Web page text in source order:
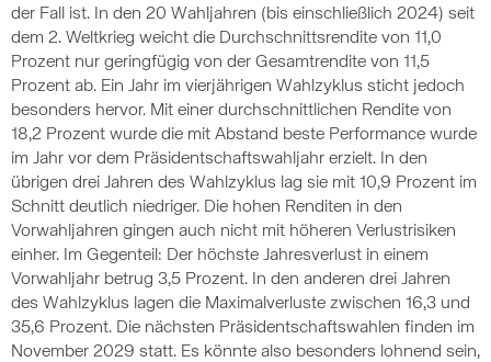
der Fall ist. In den 20 Wahljahren (bis einschließlich 2024) seit
dem 2. Weltkrieg weicht die Durchschnittsrendite von 11,0
Prozent nur geringfügig von der Gesamtrendite von 11,5
Prozent ab. Ein Jahr im vierjährigen Wahlzyklus sticht jedoch
besonders hervor. Mit einer durchschnittlichen Rendite von
18,2 Prozent wurde die mit Abstand beste Performance wurde
im Jahr vor dem Präsidentschaftswahljahr erzielt. In den
übrigen drei Jahren des Wahlzyklus lag sie mit 10,9 Prozent im
Schnitt deutlich niedriger. Die hohen Renditen in den
Vorwahljahren gingen auch nicht mit höheren Verlustrisiken
einher. Im Gegenteil: Der höchste Jahresverlust in einem
Vorwahljahr betrug 3,5 Prozent. In den anderen drei Jahren
des Wahlzyklus lagen die Maximalverluste zwischen 16,3 und
35,6 Prozent. Die nächsten Präsidentschaftswahlen finden im
November 2029 statt. Es könnte also besonders lohnend sein,